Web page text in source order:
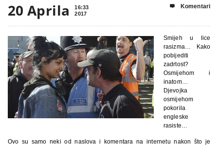
20 Aprila
16:33
2017
 Komentari
Smijeh u lice
rasizma… Kako
pobijediti
zadrtost?
Osmijehom i
inatom…
Djevojka
osmijehom
pokorila
engleske
rasiste…
Ovo su samo neki od naslova i komentara na internetu nakon što je